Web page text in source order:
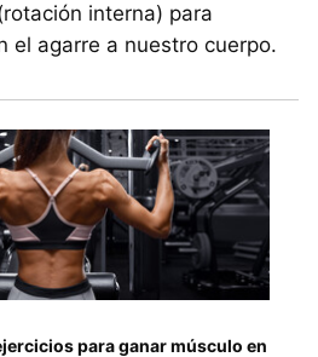
interna) para
el agarre a nuestro cuerpo.
para ganar músculo en